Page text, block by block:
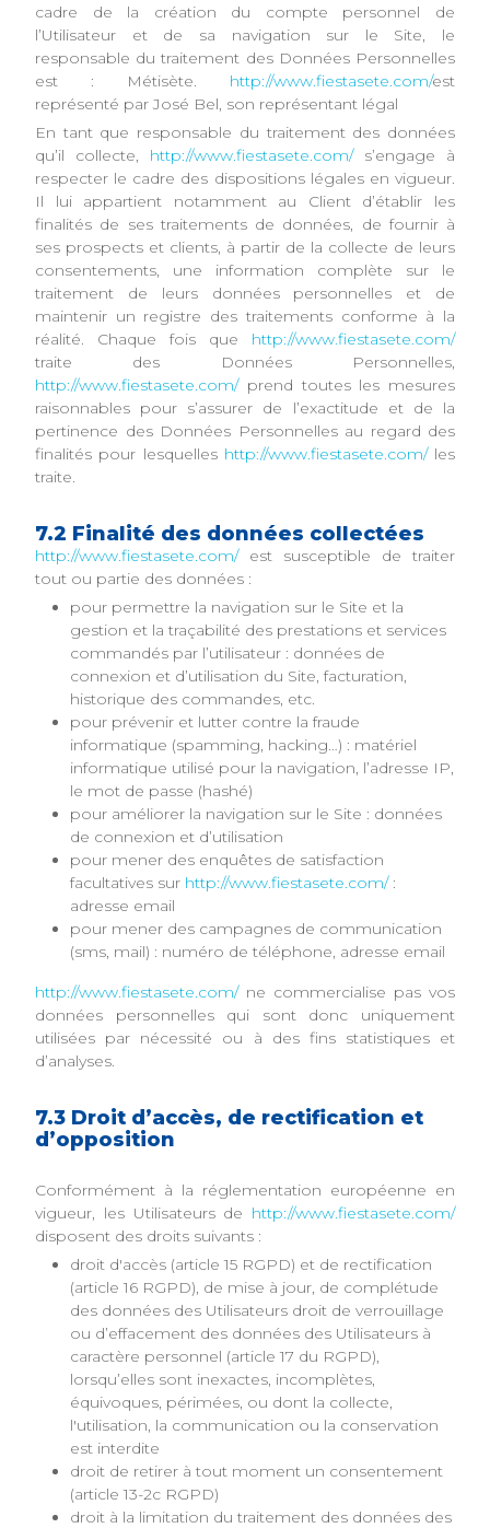
cadre de la création du compte personnel de
l’Utilisateur et de sa navigation sur le Site, le
responsable du traitement des Données Personnelles
est : Métisète. http://www.fiestasete.com/est
représenté par José Bel, son représentant légal
En tant que responsable du traitement des données
qu’il collecte, http://www.fiestasete.com/s’engage à
respecter le cadre des dispositions légales en vigueur.
Il lui appartient notamment au Client d’établir les
finalités de ses traitements de données, de fournir à
ses prospects et clients, à partir de la collecte de leurs
consentements, une information complète sur le
traitement de leurs données personnelles et de
maintenir un registre des traitements conforme à la
réalité. Chaque fois que http://www.fiestasete.com/
traite des Données Personnelles,
http://www.fiestasete.com/prend toutes les mesures
raisonnables pour s’assurer de l’exactitude et de la
pertinence des Données Personnelles au regard des
finalités pour lesquelles http://www.fiestasete.com/les
traite.
7.2 Finalité des données collectées
http://www.fiestasete.com/est susceptible de traiter
tout ou partie des données :
pour permettre la navigation sur le Site et la
gestion et la traçabilité des prestations et services
commandés par l’utilisateur : données de
connexion et d’utilisation du Site, facturation,
historique des commandes, etc.
pour prévenir et lutter contre la fraude
informatique (spamming, hacking…) : matériel
informatique utilisé pour la navigation, l’adresse IP,
le mot de passe (hashé)
pour améliorer la navigation sur le Site : données
de connexion et d’utilisation
pour mener des enquêtes de satisfaction
facultatives sur http://www.fiestasete.com/:
adresse email
pour mener des campagnes de communication
(sms, mail) : numéro de téléphone, adresse email
http://www.fiestasete.com/ne commercialise pas vos
données personnelles qui sont donc uniquement
utilisées par nécessité ou à des fins statistiques et
d’analyses.
7.3 Droit d’accès, de rectification et
d’opposition
Conformément à la réglementation européenne en
vigueur, les Utilisateurs de http://www.fiestasete.com/
disposent des droits suivants :
droit d'accès (article 15 RGPD) et de rectification
(article 16 RGPD), de mise à jour, de complétude
des données des Utilisateurs droit de verrouillage
ou d’effacement des données des Utilisateurs à
caractère personnel (article 17 du RGPD),
lorsqu’elles sont inexactes, incomplètes,
équivoques, périmées, ou dont la collecte,
l'utilisation, la communication ou la conservation
est interdite
droit de retirer à tout moment un consentement
(article 13-2c RGPD)
droit à la limitation du traitement des données des